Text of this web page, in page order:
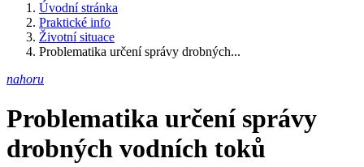
Úvodní stránka
Praktické info
Životní situace
Problematika určení správy drobných...
nahoru
Problematika určení správy
drobných vodních toků